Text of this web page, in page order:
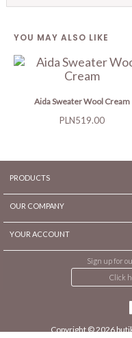
YOU MAY ALSO LIKE
Aida Sweater Wool Cream
Price
PLN519.00
PRODUCTS
OUR COMPANY
YOUR ACCOUNT
Sign up for
Click
Copyright © 2026